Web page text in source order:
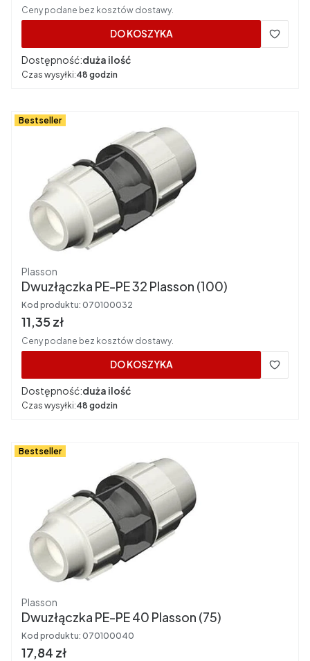
Ceny podane bez kosztów dostawy.
DO KOSZYKA
Dostępność:duża ilość
Czas wysyłki:48 godzin
Bestseller
Producent
Plasson
Dwuzłączka PE-PE 32 Plasson (100)
Kod produktu: 070100032
Cena brutto
11,35 zł
Ceny podane bez kosztów dostawy.
DO KOSZYKA
Dostępność:duża ilość
Czas wysyłki:48 godzin
Bestseller
Producent
Plasson
Dwuzłączka PE-PE 40 Plasson (75)
Kod produktu: 070100040
Cena brutto
17,84 zł